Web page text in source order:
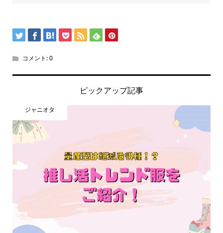
コメント:0
ピックアップ記事
ジャニオタ